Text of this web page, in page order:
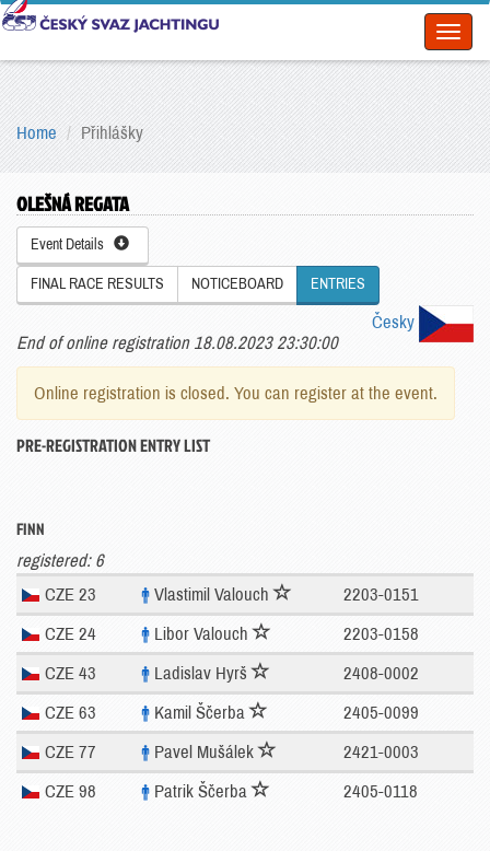
Home Přihlášky
OLEŠNÁ REGATA
Event Details
FINAL RACE RESULTS NOTICEBOARD ENTRIES
Česky
End of online registration 18.08.2023 23:30:00
Online registration is closed. You can register at the event.
PRE-REGISTRATION ENTRY LIST
FINN
registered: 6
CZE 23
Vlastimil Valouch 2203-0151
CZE 24 Libor Valouch 2203-0158
CZE 43 Ladislav Hyrš 2408-0002
CZE 63 Kamil Ščerba 2405-0099
CZE 77 Pavel Mušálek 2421-0003
CZE 98 Patrik Ščerba 2405-0118